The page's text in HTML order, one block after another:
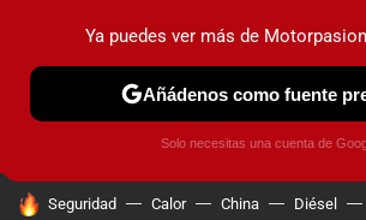
PRUEBAS COCHES ELÉCTRICOS
HOY SE HABLA DE
Seguridad Calor China Diésel
Ya puedes ver más de
Añádenos como fuente
Solo necesitas una cuenta de